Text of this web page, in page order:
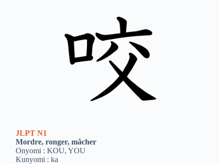
JLPT N1
Mordre, ronger, mâcher
Onyomi : KOU, YOU
Kunyomi : ka